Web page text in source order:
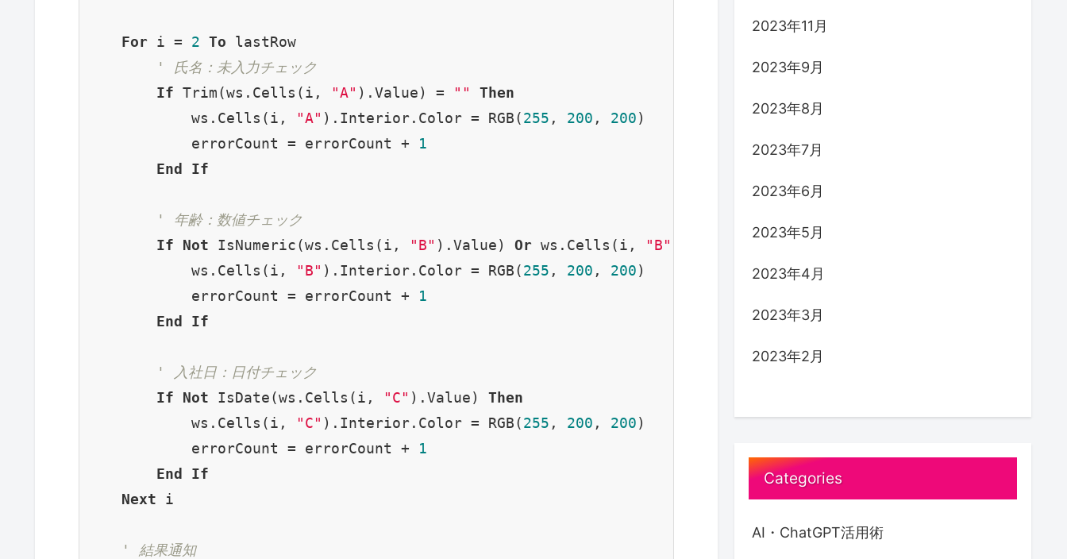
For i = 2 To lastRow
' 氏名：未入力チェック
If Trim(ws.Cells(i, "A" ).Value) = ""
Then
            ws.Cells(i,
"A" ).Interior.Color = RGB(255 , 200 , 200)
            errorCount = errorCount +
1
End
If
' 年齢：数値チェック
If
Not IsNumeric(ws.Cells(i, "B" ).Value) Or ws.Cells(i, "B"
Then
            ws.Cells(i,
"B" ).Interior.Color = RGB(255 , 200 , 200)
            errorCount = errorCount +
1
End
If
' 入社日：日付チェック
If
Not IsDate(ws.Cells(i, "C" ).Value) Then
            ws.Cells(i,
"C" ).Interior.Color = RGB(255 , 200 , 200)
            errorCount = errorCount +
1
End
If
Next i
' 結果通知
2023年11月
2023年9月
2023年8月
2023年7月
2023年6月
2023年5月
2023年4月
2023年3月
2023年2月
Categories
AI・ChatGPT活用術